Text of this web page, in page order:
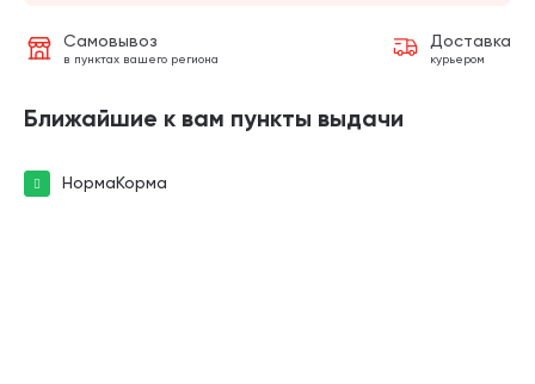
Самовывоз
в пунктах вашего региона
Доставка
курьером
Ближайшие к вам пункты выдачи
НормаКорма